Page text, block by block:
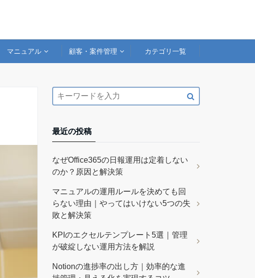
マニュアル 顧客・案件管理 カテゴリ一覧
最近の投稿
なぜOffice365の日報運用は定着しない
のか？原因と解決策
マニュアルの運用ルールを決めても回
らない理由｜やってはいけない5つの失
敗と解決策
KPIのエクセルテンプレート5選｜管理
が破綻しない運用方法を解説
Notionの進捗率の出し方｜効率的な進